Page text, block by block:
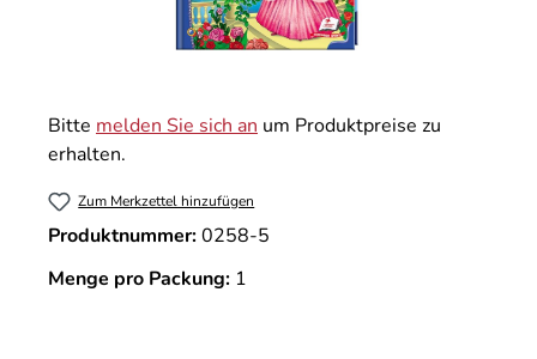
Bitte melden Sie sich an um Produktpreise zu
erhalten.
Zum Merkzettel hinzufügen
Produktnummer:0258-5
Menge pro Packung: 1